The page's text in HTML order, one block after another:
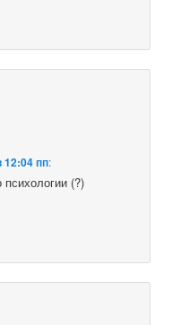
12:04 пп:
(?)